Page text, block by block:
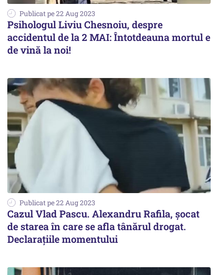
Publicat pe 22 Aug 2023
Psihologul Liviu Chesnoiu, despre
accidentul de la 2 MAI: Întotdeauna mortul e
de vină la noi!
Publicat pe 22 Aug 2023
Cazul Vlad Pascu. Alexandru Rafila, șocat
de starea în care se afla tânărul drogat.
Declarațiile momentului